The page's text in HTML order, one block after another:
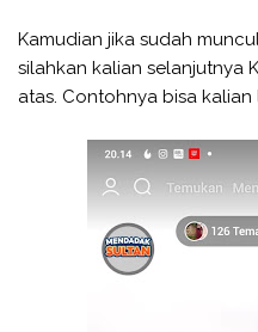
Kamudian jika sudah
silahkan kalian selanjutnya
atas. Contohnya bisa